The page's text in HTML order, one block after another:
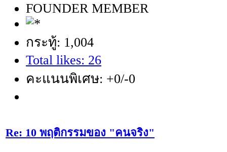
FOUNDER MEMBER
กระทู้: 1,004
Total likes: 26
คะแนนพิเศษ: +0/-0
Re: 10 พฤติกรรมของ "คนจริง"